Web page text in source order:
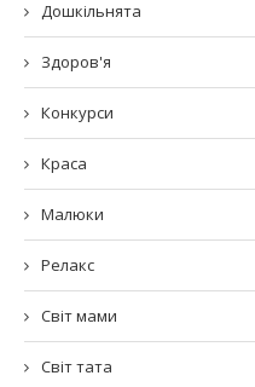
Дошкільнята
Здоров'я
Конкурси
Краса
Малюки
Релакс
Світ мами
Світ тата